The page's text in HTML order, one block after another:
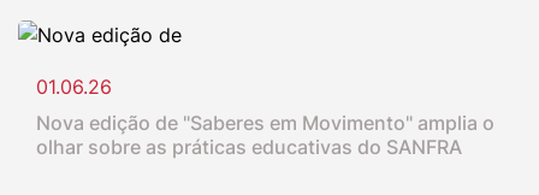
01.06.26
Nova edição de "Saberes em Movimento" amplia o
olhar sobre as práticas educativas do SANFRA